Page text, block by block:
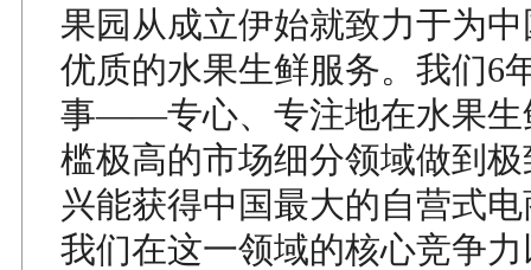
果园从成立伊始就致力于为
优质的水果生鲜服务。我们6
事——专心、专注地在水果生
槛极高的市场细分领域做到
兴能获得中国最大的自营式
我们在这一领域的核心竞争